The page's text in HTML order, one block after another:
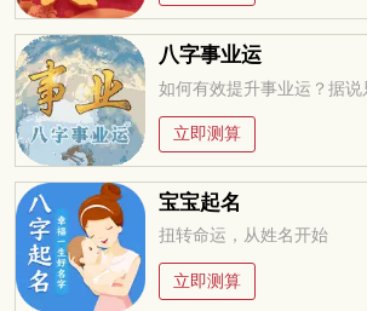
八字事业运
如何有效提升事业运？据
立即测算
宝宝起名
扭转命运，从姓名开始
立即测算